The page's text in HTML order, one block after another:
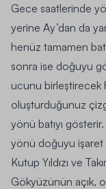
Gece saatlerinde
yerine Ay’dan da
henüz tamamen
sonra ise doğuyu
ucunu birleştirecek
oluşturduğunuz
yönü batıyı
yönü doğuyu işaret
Kutup Yıldızı ve
Gökyüzünün açık,